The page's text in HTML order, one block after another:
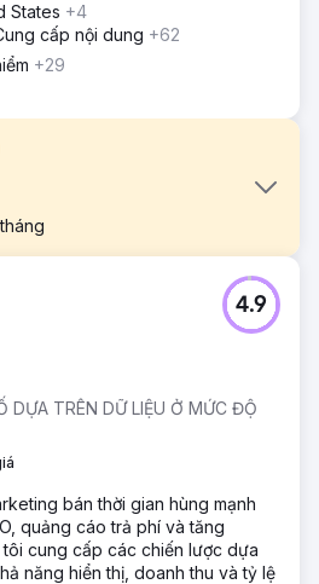
States +4
cấp nội dung +62
+29
tháng
khách hàng tiềm năng trực
diện đáng kể trên Internet, điều
triển khai chiến lược tiếp thị kỹ
khả năng hiển thị trực tuyến và
lượng khách hàng tiềm năng
thu hơn 2 triệu đô la trong năm
DỰA TRÊN DỮ LIỆU Ở MỨC ĐỘ
4.9
bán thời gian hùng mạnh
quảng cáo trả phí và tăng
cung cấp các chiến lược dựa
năng hiển thị, doanh thu và tỷ lệ